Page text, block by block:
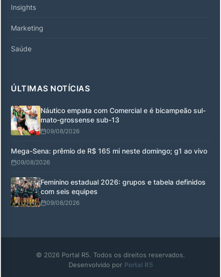
Insights
Marketing
Saúde
ÚLTIMAS NOTÍCIAS
Náutico empata com Comercial e é bicampeão sul-
mato-grossense sub-13
09/08/2026
Mega-Sena: prêmio de R$ 165 mi neste domingo; g1 ao vivo
09/08/2026
Feminino estadual 2026: grupos e tabela definidos
com seis equipes
09/08/2026
© 2026 Portal R5. Todos os direitos reservados.
Desenvolvido por Portal R5